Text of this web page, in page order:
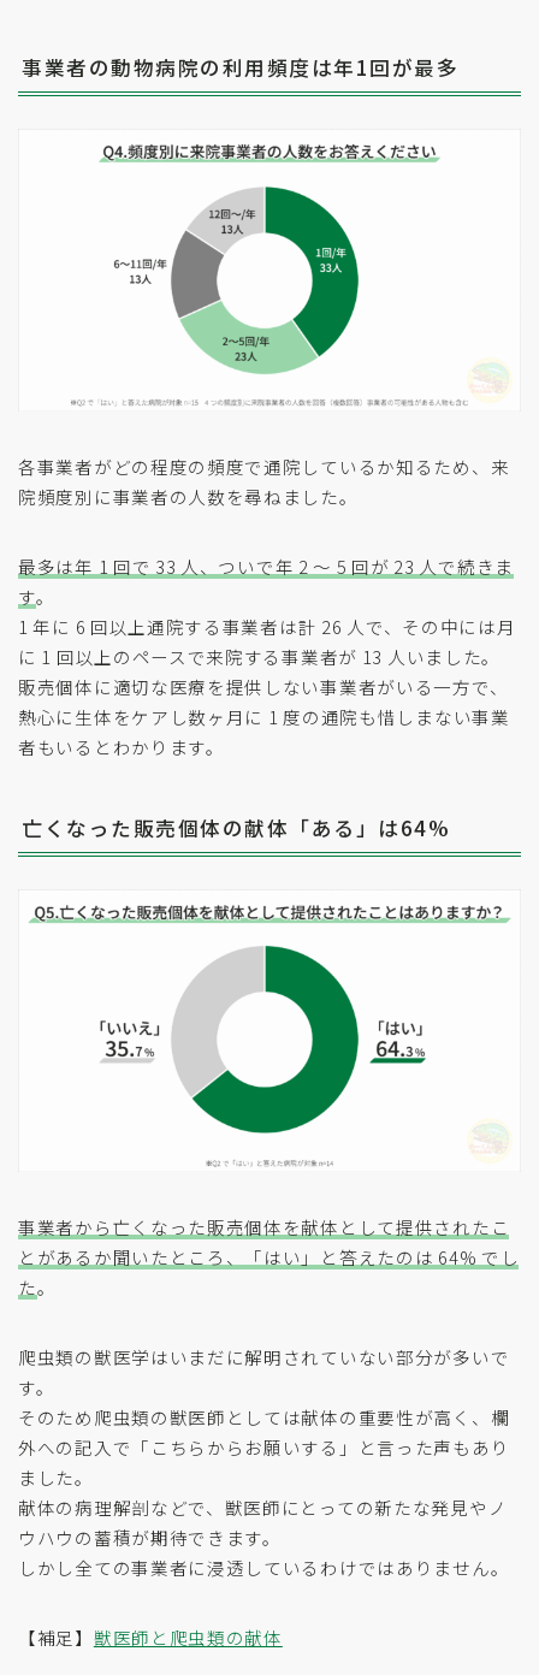
事業者の動物病院の利用頻度は年1回が最多
各事業者がどの程度の頻度で通院しているか知るため、来
院頻度別に事業者の人数を尋ねました。
最多は年 1 回で 33 人、ついで年 2 〜 5 回が 23 人で続きま
す。
1 年に 6 回以上通院する事業者は計 26 人で、その中には月
に 1 回以上のペースで来院する事業者が 13 人いました。
販売個体に適切な医療を提供しない事業者がいる一方で、
熱心に生体をケアし数ヶ月に 1 度の通院も惜しまない事業
者もいるとわかります。
亡くなった販売個体の献体「ある」は64%
事業者から亡くなった販売個体を献体として提供されたこ
とがあるか聞いたところ、「はい」と答えたのは 64% でし
た。
爬虫類の獣医学はいまだに解明されていない部分が多いで
す。
そのため爬虫類の獣医師としては献体の重要性が高く、欄
外への記入で「こちらからお願いする」と言った声もあり
ました。
献体の病理解剖などで、獣医師にとっての新たな発見やノ
ウハウの蓄積が期待できます。
しかし全ての事業者に浸透しているわけではありません。
【補足】 獣医師と爬虫類の献体